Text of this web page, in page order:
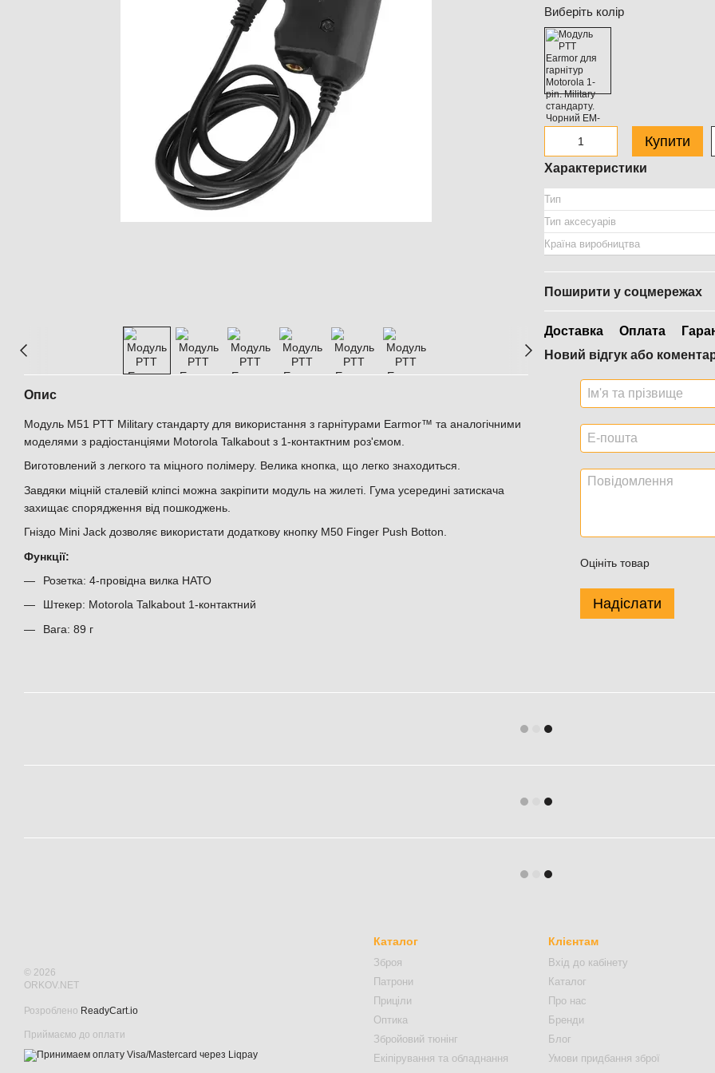
Опис
Модуль M51 PTT Military стандарту для використання з гарнітурами Earmor™ та аналогічними
моделями з радіостанціями Motorola Talkabout з 1-контактним роз'ємом.
Виготовлений з легкого та міцного полімеру. Велика кнопка, що легко знаходиться.
Завдяки міцній сталевій кліпсі можна закріпити модуль на жилеті. Гума усередині затискача
захищає спорядження від пошкоджень.
Гніздо Mini Jack дозволяє використати додаткову кнопку M50 Finger Push Botton.
Функції:
Розетка: 4-провідна вилка НАТО
Штекер: Motorola Talkabout 1-контактний
Вага: 89 г
Виберіть колір
Купити
Характеристики
Тип
Тип аксесуарів
Країна виробництва
Поширити у соцмережах
Доставка Оплата
Новий відгук або
Оцініть товар
Надіслати
© 2026
ORKOV.NET
Розроблено ReadyCart.io
Приймаємо до оплати
Каталог
Зброя
Патрони
Приціли
Оптика
Збройовий тюнінг
Екіпірування та обладнання
Клієнтам
Вхід до кабінету
Каталог
Про нас
Бренди
Блог
Умови придбання зброї